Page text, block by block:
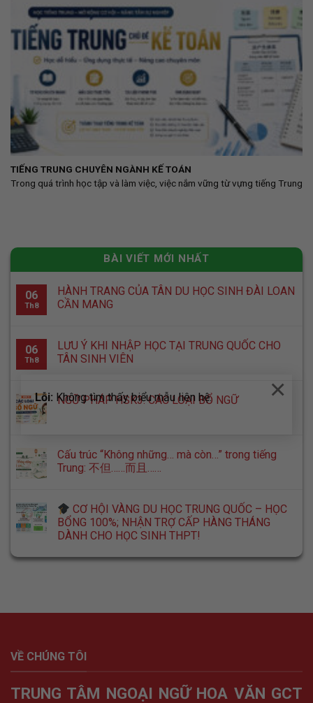
Lỗi: Không tìm thấy biểu mẫu liên hệ. ×
TIẾNG TRUNG CHUYÊN NGÀNH KẾ TOÁN
Trong quá trình học tập và làm việc, việc nắm vững từ vựng tiếng Trung
BÀI VIẾT MỚI NHẤT
06
Th8
HÀNH TRANG CỦA TÂN DU HỌC SINH ĐÀI LOAN
CẦN MANG
06
Th8
LƯU Ý KHI NHẬP HỌC TẠI TRUNG QUỐC CHO
TÂN SINH VIÊN
NGỮ PHÁP HSK3: CÁC LOẠI BỔ NGỮ
Cấu trúc “Không những… mà còn…” trong tiếng
Trung: 不但……而且……
CƠ HỘI VÀNG DU HỌC TRUNG QUỐC – HỌC
BỔNG 100%; NHẬN TRỢ CẤP HÀNG THÁNG
DÀNH CHO HỌC SINH THPT!
VỀ CHÚNG TÔI
TRUNG TÂM NGOẠI NGỮ HOA VĂN GCT